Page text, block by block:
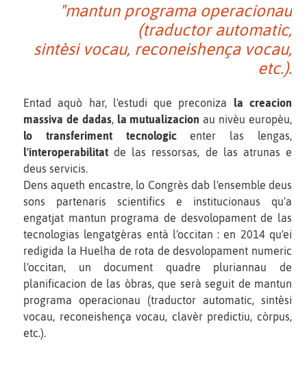
"mantun programa operacionau
(traductor automatic,
sintèsi vocau, reconeishença vocau,
etc.).
Entad aquò har, l'estudi que preconiza la creacion
massiva de dadas, la mutualizacion au nivèu europèu,
lo transferiment tecnologicenter las lengas,
l'interoperabilitat de las ressorsas, de las atrunas e
deus servicis.
Dens aqueth encastre, lo Congrès dab l'ensemble deus
sons partenaris scientifics e institucionaus qu'a
engatjat mantun programa de desvolopament de las
tecnologias lengatgèras entà l'occitan : en 2014 qu'ei
redigida la Huelha de rota de desvolopament numeric
l'occitan, un document quadre pluriannau de
planificacion de las òbras, que serà seguit de mantun
programa operacionau (traductor automatic, sintèsi
vocau, reconeishença vocau, clavèr predictiu, còrpus,
etc.).